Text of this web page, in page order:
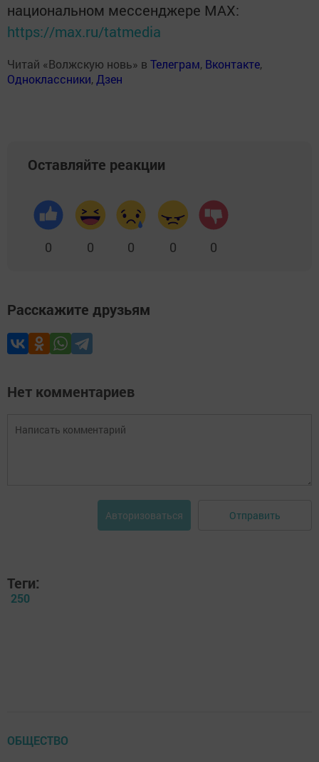
национальном мессенджере MАХ:
https://max.ru/tatmedia
Читай «Волжскую новь» в Телеграм, Вконтакте,
Одноклассники,Дзен
Оставляйте реакции
0 0 0 0 0
Расскажите друзьям
Нет комментариев
Авторизоваться Отправить
Теги:
250
ОБЩЕСТВО